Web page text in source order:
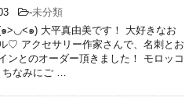
-未分類
๑>◡<๑) 大平真由美です！ 大好きなお
♡ アクセサリー作家さんで、名刺とお
ンとのオーダー頂きました！ モロッコ
ちなみにご …